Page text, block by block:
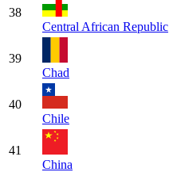
38
Central African Republic
39
Chad
40
Chile
41
China